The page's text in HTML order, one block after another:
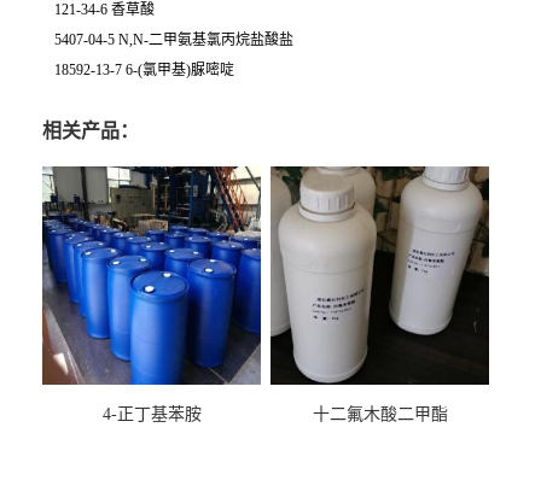
121-34-6 香草酸
5407-04-5 N,N-二甲氨基氯丙烷盐酸盐
18592-13-7 6-(氯甲基)脲嘧啶
相关产品：
4-正丁基苯胺 十二氟木酸二甲酯